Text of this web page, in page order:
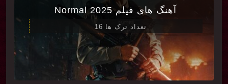
آهنگ های فیلم Normal 2025
تعداد ترک ها 16